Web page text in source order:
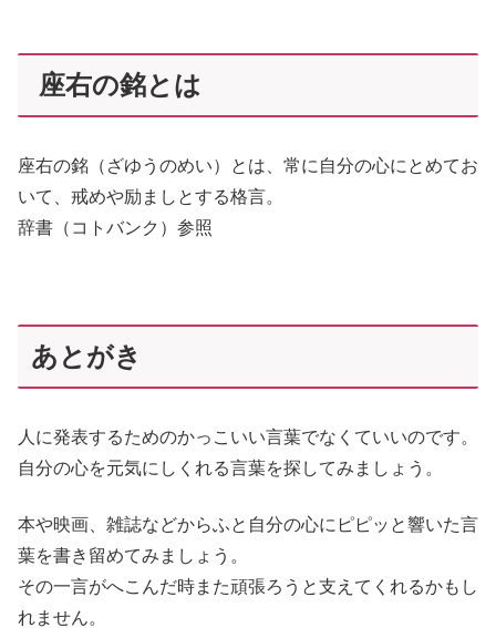
座右の銘とは
座右の銘（ざゆうのめい）とは、常に自分の心にとめてお
いて、戒めや励ましとする格言。
辞書（コトバンク）参照
あとがき
人に発表するためのかっこいい言葉でなくていいのです。
自分の心を元気にしくれる言葉を探してみましょう。
本や映画、雑誌などからふと自分の心にピピッと響いた言
葉を書き留めてみましょう。
その一言がへこんだ時また頑張ろうと支えてくれるかもし
れません。